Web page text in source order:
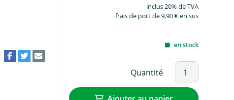
inclus 20% de TVA
frais de port de 9,90 € en sus
en stock
Quantité